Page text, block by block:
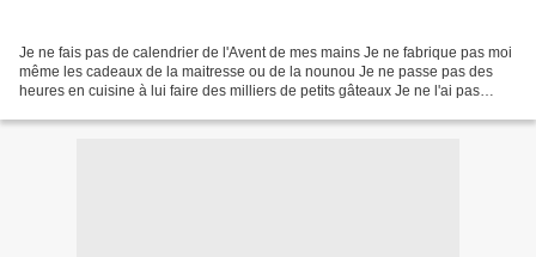
Je ne fais pas de calendrier de l'Avent de mes mains Je ne fabrique pas moi
même les cadeaux de la maitresse ou de la nounou Je ne passe pas des
heures en cuisine à lui faire des milliers de petits gâteaux Je ne l'ai pas